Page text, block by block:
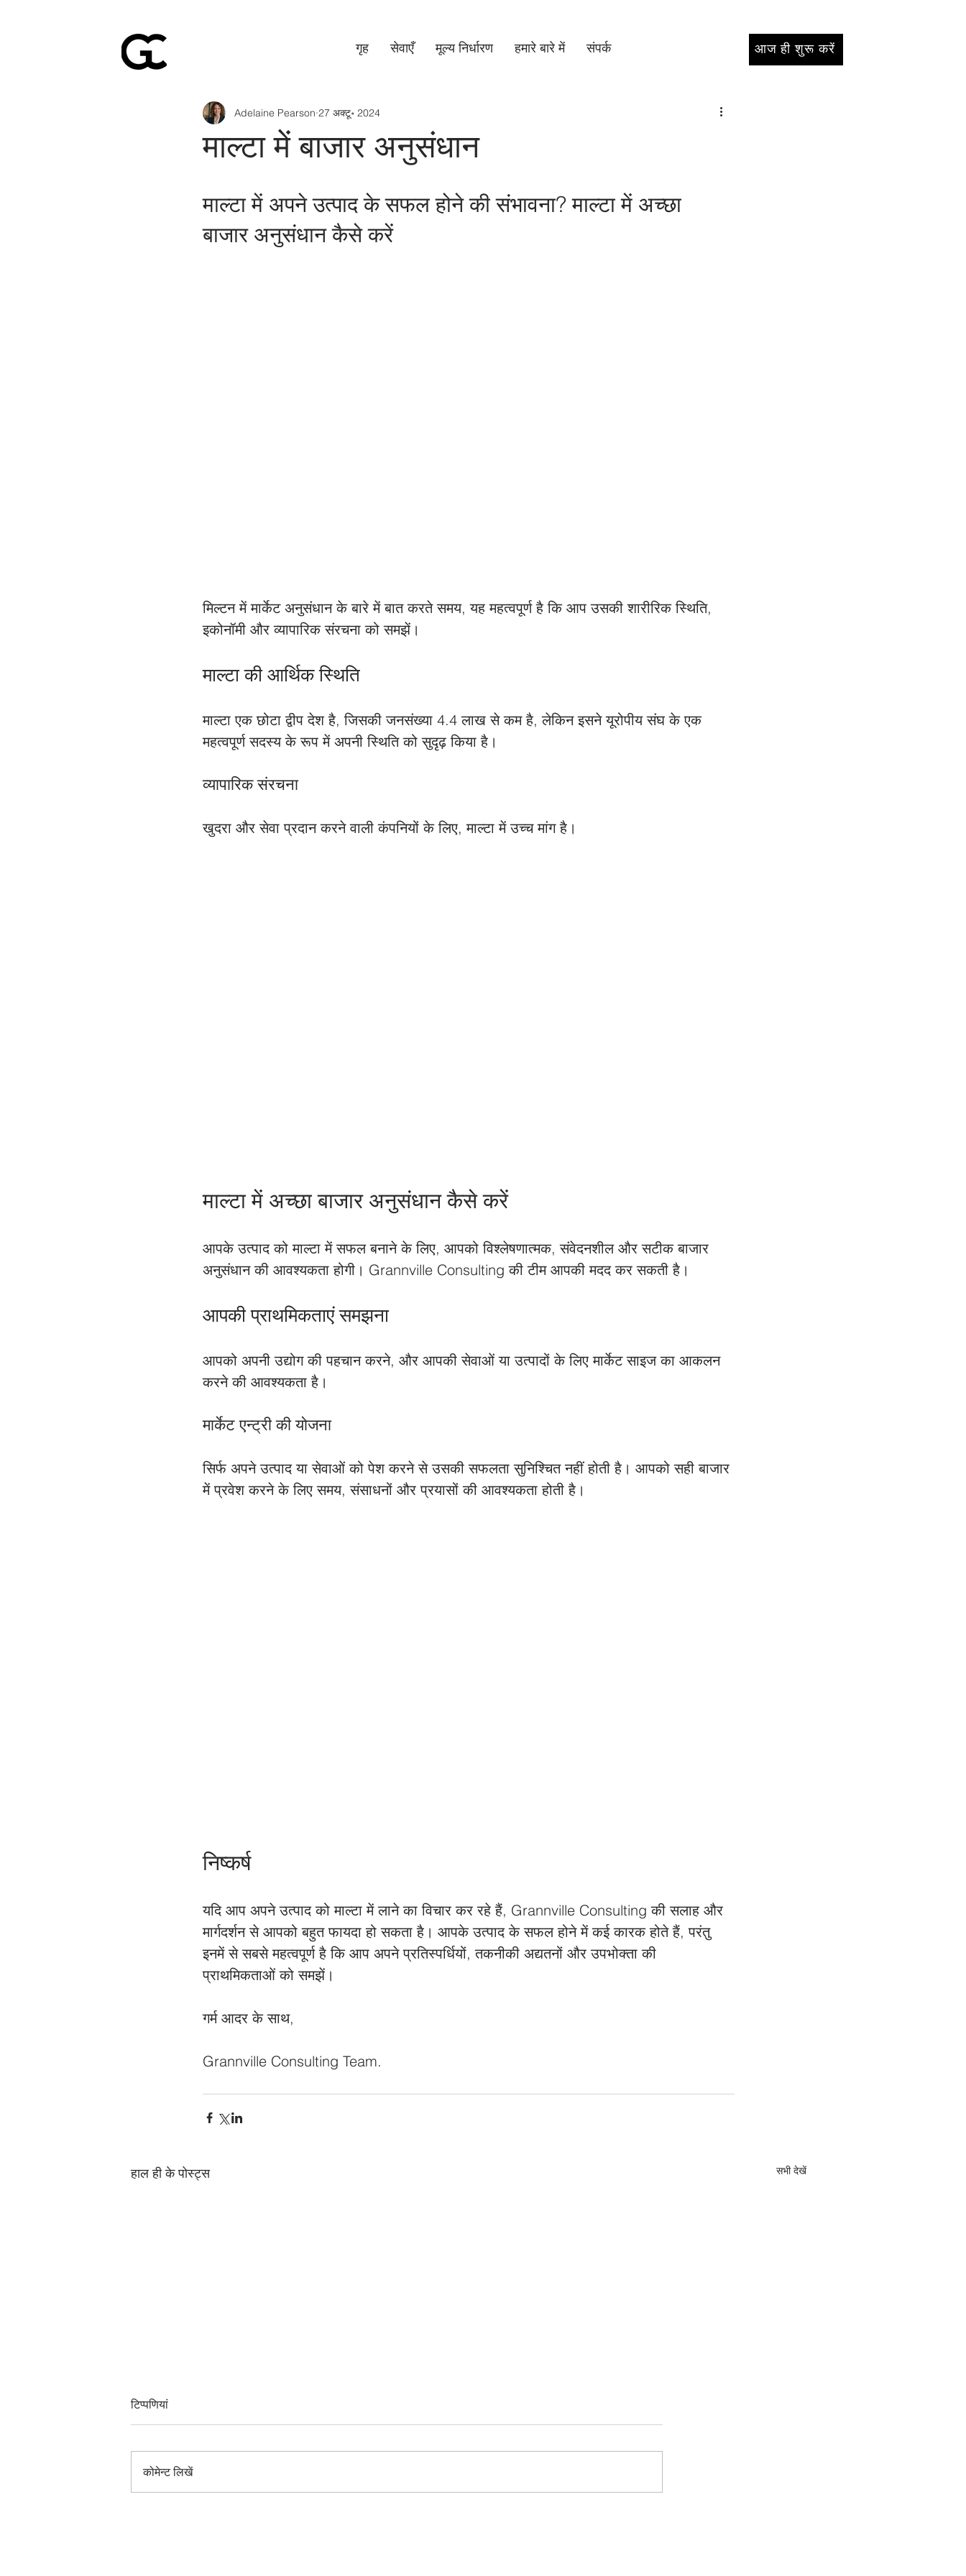
गृह सेवाएँ मूल्य निर्धारण​ हमारे बारे में संपर्क आज ही शुरू करें
माल्टा में बाजार अनुसंधान
Adelaine Pearson 27 अक्टू॰ 2024
माल्टा में अपने उत्पाद के सफल होने की संभावना? माल्टा में अच्छा
बाजार अनुसंधान कैसे करें
मिल्टन में मार्केट अनुसंधान के बारे में बात करते समय, यह महत्वपूर्ण है कि आप उसकी शारीरिक स्थिति,
इकोनॉमी और व्यापारिक संरचना को समझें।
माल्टा की आर्थिक स्थिति
माल्टा एक छोटा द्वीप देश है, जिसकी जनसंख्या 4.4 लाख से कम है, लेकिन इसने यूरोपीय संघ के एक
महत्वपूर्ण सदस्य के रूप में अपनी स्थिति को सुदृढ़ किया है।
व्यापारिक संरचना
खुदरा और सेवा प्रदान करने वाली कंपनियों के लिए, माल्टा में उच्च मांग है।
माल्टा में अच्छा बाजार अनुसंधान कैसे करें
आपके उत्पाद को माल्टा में सफल बनाने के लिए, आपको विश्लेषणात्मक, संवेदनशील और सटीक बाजार
अनुसंधान की आवश्यकता होगी। Grannville Consulting की टीम आपकी मदद कर सकती है।
आपकी प्राथमिकताएं समझना
आपको अपनी उद्योग की पहचान करने, और आपकी सेवाओं या उत्पादों के लिए मार्केट साइज का आकलन
करने की आवश्यकता है।
मार्केट एन्ट्री की योजना
सिर्फ अपने उत्पाद या सेवाओं को पेश करने से उसकी सफलता सुनिश्चित नहीं होती है। आपको सही बाजार
में प्रवेश करने के लिए समय, संसाधनों और प्रयासों की आवश्यकता होती है।
निष्कर्ष
यदि आप अपने उत्पाद को माल्टा में लाने का विचार कर रहे हैं, Grannville Consulting की सलाह और
मार्गदर्शन से आपको बहुत फायदा हो सकता है। आपके उत्पाद के सफल होने में कई कारक होते हैं, परंतु
इनमें से सबसे महत्वपूर्ण है कि आप अपने प्रतिस्पर्धियों, तकनीकी अद्यतनों और उपभोक्ता की
प्राथमिकताओं को समझें।
गर्म आदर के साथ,
Grannville Consulting Team.
हाल ही के पोस्ट्स सभी देखें
टिप्पणियां
कोमेन्ट लिखें